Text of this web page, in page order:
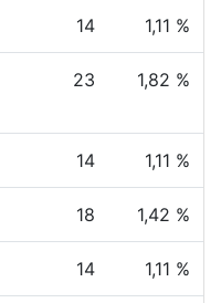
14 1,11 %
23 1,82 %
14 1,11 %
18 1,42 %
14 1,11 %